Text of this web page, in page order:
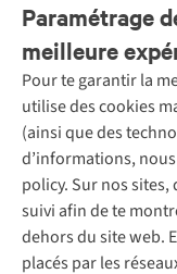
Paramétrage
meilleure
Pour te garantir la
utilise des cookies
(ainsi que des
d’informations,
policy. Sur nos
suivi afin de te
dehors du site web.
placés par les
Service client
Questions fréquentes
Commander
Payer
10 % réduction
Klarna : post-paiement
Nos services
Vintage - ReJUsed
Atelier de couture
Personal shopping
Juttu
Qui sommes-nous ?